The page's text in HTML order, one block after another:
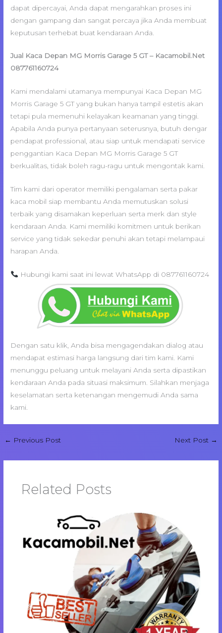
dapat dipercayai, Anda dapat mengarahkan proses ini
dengan gampang dan sangat percaya jika Anda membuat
keputusan terhebat buat kendaraan Anda.
Jual Kaca Depan MG Morris Garage 5 GT – Kacamobil.Net
087761160724
Kami mendalami utamanya mempunyai Kaca Depan MG
Morris Garage 5 GT yang bukan hanya tampil estetis akan
tetapi pula memenuhi kelayakan keamanan yang tinggi.
Apabila Anda punya pertanyaan seterusnya, butuh dengar
pendapat professional, atau siap untuk mendapati service
penggantian Kaca Depan MG Morris Garage 5 GT
berkualitas, tidak boleh ragu-ragu untuk mengontak kami.
Tim kami dari operator memiliki pengalaman serta pakar
kaca mobil siap membantu Anda memutuskan solusi
terbaik yang disamakan keperluan serta merk dan style
kendaraan Anda. Kami memiliki komitmen untuk berikan
service yang tidak sekedar penuhi akan tetapi melampaui
harapan Anda.
Hubungi kami saat ini lewat WhatsApp di 087761160724
Dengan satu klik, Anda bisa mengagendakan dialog atau
mendapat estimasi harga langsung dari tim kami. Kami
menunggu peluang untuk melayani Anda serta dipastikan
kendaraan Anda pada situasi maksimum. Silahkan menjaga
keselamatan serta ketenangan mengemudi Anda sama
kami.
← Previous Post Next Post →
Related Posts